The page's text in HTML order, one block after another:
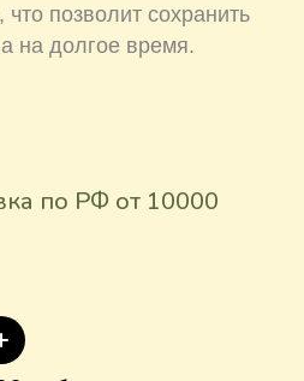
что позволит сохранить
на долгое время.
по РФ от 10000